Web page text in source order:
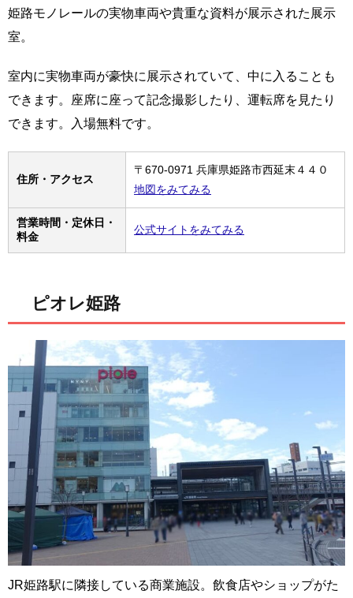
姫路モノレールの実物車両や貴重な資料が展示された展示
室。
室内に実物車両が豪快に展示されていて、中に入ることも
できます。座席に座って記念撮影したり、運転席を見たり
できます。入場無料です。
住所・アクセス
〒670-0971 兵庫県姫路市西延末４４０
地図をみてみる
営業時間・定休日・
料金
公式サイトをみてみる
ピオレ姫路
JR姫路駅に隣接している商業施設。飲食店やショップがた